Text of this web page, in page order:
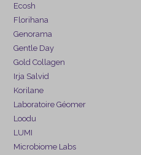
Ecosh
Florihana
Genorama
Gentle Day
Gold Collagen
Irja Salvid
Korilane
Laboratoire Géomer
Loodu
LUMI
Microbiome Labs